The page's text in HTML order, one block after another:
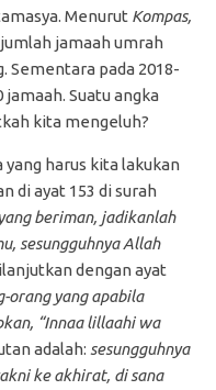
Menurut Kompas,
jumlah jamaah umrah
Sementara pada 2018-
jamaah. Suatu angka
kita mengeluh?
harus kita lakukan
di ayat 153 di surah
beriman, jadikanlah
sesungguhnya Allah
dengan ayat
orang yang apabila
“Innaa lillaahi wa
adalah: sesungguhnya
ke akhirat, di sana